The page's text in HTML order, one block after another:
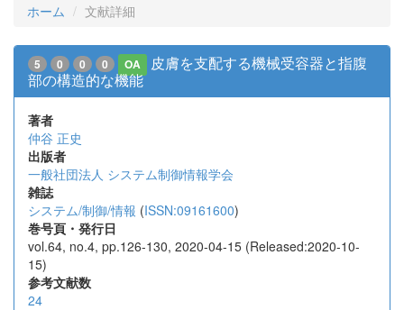
ホーム 文献詳細
5 0 0 0 OA
皮膚を支配する機械受容器と指腹
部の構造的な機能
著者
仲谷 正史
出版者
一般社団法人 システム制御情報学会
雑誌
システム/制御/情報 (ISSN:09161600)
巻号頁・発行日
vol.64, no.4, pp.126-130, 2020-04-15 (Released:2020-10-
15)
参考文献数
24